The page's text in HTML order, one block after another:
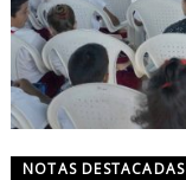
NOTAS DESTACADAS